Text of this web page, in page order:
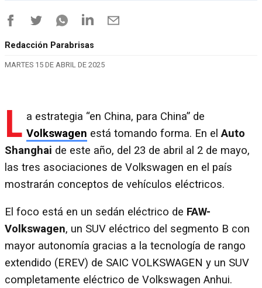
Redacción Parabrisas
MARTES 15 DE ABRIL DE 2025
L a estrategia “en China, para China” de
Volkswagen está tomando forma. En elAuto
Shanghai de este año, del 23 de abril al 2 de mayo,
las tres asociaciones de Volkswagen en el país
mostrarán conceptos de vehículos eléctricos.
El foco está en un sedán eléctrico de FAW-
Volkswagen, un SUV eléctrico del segmento B con
mayor autonomía gracias a la tecnología de rango
extendido (EREV) de SAIC VOLKSWAGEN y un SUV
completamente eléctrico de Volkswagen Anhui.